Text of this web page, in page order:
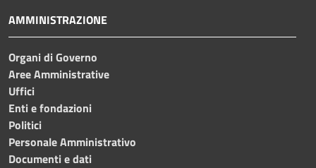
AMMINISTRAZIONE
Organi di Governo
Aree Amministrative
Uffici
Enti e fondazioni
Politici
Personale Amministrativo
Documenti e dati